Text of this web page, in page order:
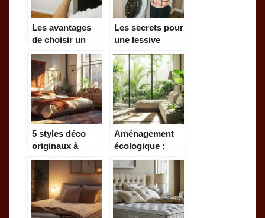
Les avantages
de choisir un
excellent
serrurier a paris
Les secrets pour
une lessive
eclatante :
astuces et
conseils
5 styles déco
originaux à
adopter pour sa
chambre
Aménagement
écologique :
idées et conseils
pour une maison
durable